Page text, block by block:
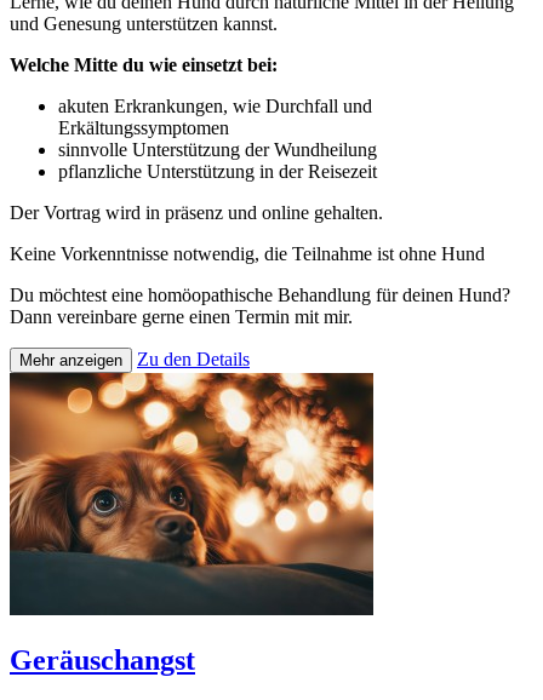
und Genesung unterstützen kannst.
Welche Mitte du wie einsetzt bei:
akuten Erkrankungen, wie Durchfall und
Erkältungssymptomen
sinnvolle Unterstützung der Wundheilung
pflanzliche Unterstützung in der Reisezeit
Der Vortrag wird in präsenz und online gehalten.
Keine Vorkenntnisse notwendig, die Teilnahme ist ohne Hund
Du möchtest eine homöopathische Behandlung für deinen Hund?
Dann vereinbare gerne einen Termin mit mir.
Mehr anzeigen Zu den Details
Geräuschangst